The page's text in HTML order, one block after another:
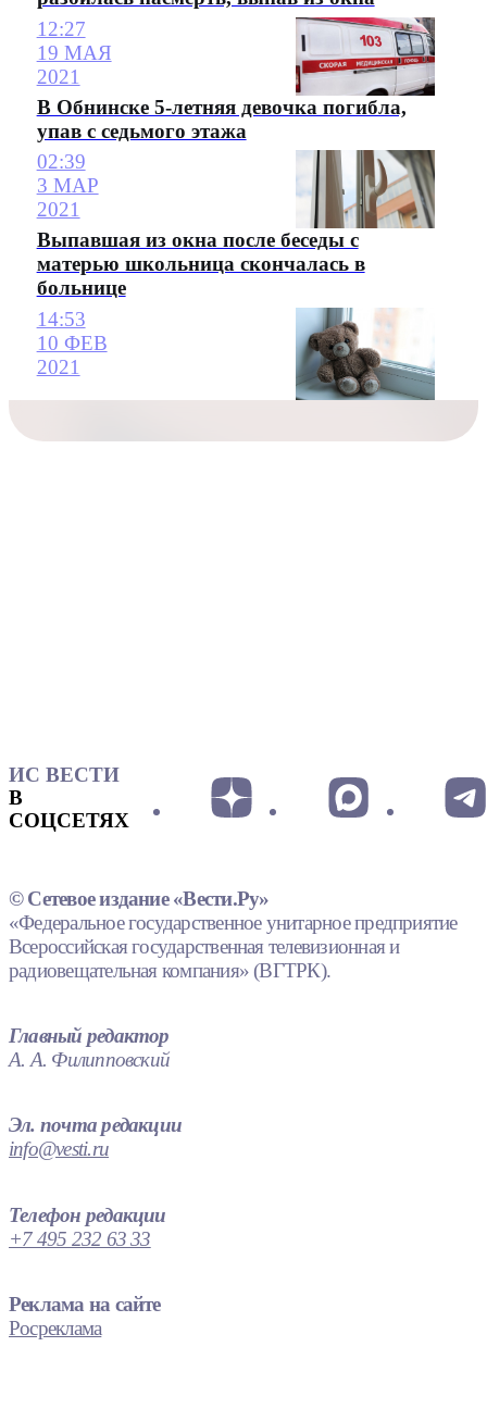
12:27
19 МАЯ
2021
В Обнинске 5-летняя девочка погибла,
упав с седьмого этажа
02:39
3 МАР
2021
Выпавшая из окна после беседы с
матерью школьница скончалась в
больнице
14:53
10 ФЕВ
2021
ИС ВЕСТИ
В
СОЦСЕТЯХ
© Сетевое издание «Вести.Ру»
«Федеральное государственное унитарное предприятие
Всероссийская государственная телевизионная и
радиовещательная компания» (ВГТРК).
Главный редактор
А. А. Филипповский
Эл. почта редакции
info@vesti.ru
Телефон редакции
+7 495 232 63 33
Реклама на сайте
Росреклама